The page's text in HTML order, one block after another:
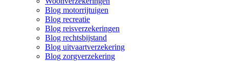
Blog motorrijtuigen
Blog recreatie
Blog reisverzekeringen
Blog rechtsbijstand
Blog uitvaartverzekering
Blog zorgverzekering